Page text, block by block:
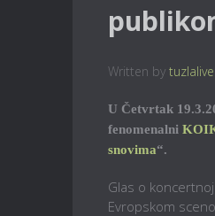
Written by
U Četvrtak
fenomenalni
snovima“.
Glas o
Evropskom